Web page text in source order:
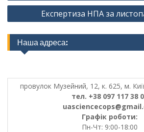
Експертиза НПА за
Наша адреса:
провулок Музейний, 12, к. 625, м.
тел. +38 097 117 38
Графік роботи:
Пн-Чт: 9:00-18:00